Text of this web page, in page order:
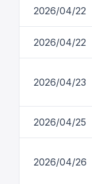
2026/04/22
2026/04/22
2026/04/23
2026/04/25
2026/04/26